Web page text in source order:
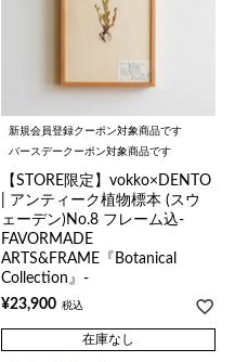
新規会員登録クーポン対象商品です
バースデークーポン対象商品です
【STORE限定】vokko×DENTO
| アンティーク植物標本 (スウ
ェーデン)No.8 フレーム込-
FAVORMADE
ARTS&FRAME『Botanical
Collection』-
¥23,900 税込
在庫なし